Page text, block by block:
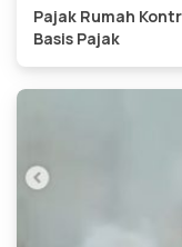
Pajak Rumah
Basis Pajak